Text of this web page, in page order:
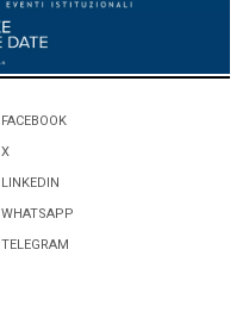
FACEBOOK
X
LINKEDIN
WHATSAPP
TELEGRAM